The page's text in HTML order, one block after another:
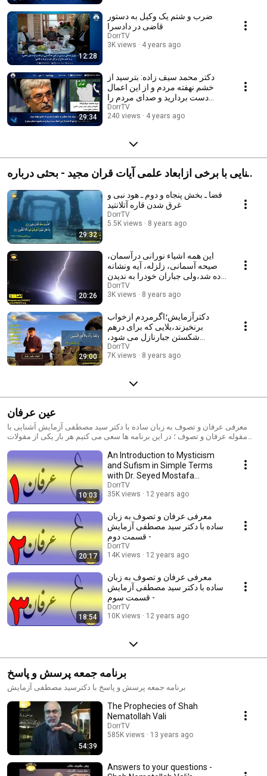
12:28
ضرب و شتم یک وکیل به دستور
قاضی در دادسرا
DorrTV
3K views
4 years ago
29:34
دکتر محمد سیف زاده: بترسید از
خشم نهفته مردم و از این اعمال
دست بردارید و صدای مردم را
بشنوید
DorrTV
240 views
4 years ago
آشنايی با برخی ازابعاد علمی آيات قران مجيد - بحثی درباره
كائنات
29:32
فضا ـ بخش پنجاه و دوم ـ هود نبی و
غرق شدن قاره آتلانتید
DorrTV
5.5K views
8 years ago
20:26
این همه اشیاء نورانی درآسمان،
صیحه آسمانی، زلزله، آیه ونشانه
داده شد،ولی جباران خودرا به ندیدن
زدند!
DorrTV
3K views
8 years ago
29:00
دکترآزمایش؛اگرمردم ازخواب
برنخیزند،بلایی که برای درهم
شکستن جبارنازل می شود،
تروخشک راباهم می سوزاند
DorrTV
7K views
8 years ago
عین عرفان
معرفی عرفان و تصوف به زبان ساده با دکتر سید مصطفی آزمایش آشنایی با
مقوله عرفان و تصوف ؛ در این برنامه ها سعی می کنیم هر بار یکی از مقولات
تشخیص عمیق تر روش فراحسی برای شناخت مستقیم است. خودشناسی یعنی
چه ؟ آیا با روشهای روانشناسی می توانیم به خودشناسی کمک کنیم ؟ در این
سلسله برنامه ها «دکتر سیدمصطفی آزمایش» به بسیاری از پرسشهای بنیادین
برای خودشناسی پاسخ می دهند.
10:03
An Introduction to Mysticism
and Sufism in Simple Terms
with Dr. Seyed Mostafa
Azmayesh - Part 1
DorrTV
35K views
12 years ago
20:17
معرفی عرفان و تصوف به زبان
ساده با دکتر سید مصطفی آزمایش
- قسمت دوم
DorrTV
14K views
12 years ago
18:54
معرفی عرفان و تصوف به زبان
ساده با دکتر سید مصطفی آزمایش
- قسمت سوم
DorrTV
10K views
12 years ago
برنامه جمعه پرسش و پاسخ
برنامه جمعه پرسش و پاسخ با دکترسید مصطفی آزمایش
54:39
The Prophecies of Shah
Nematollah Vali
DorrTV
585K views
13 years ago
Answers to your questions -